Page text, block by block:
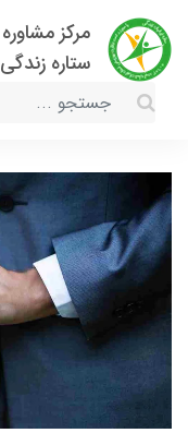
مرکز مشاوره
ستاره زندگی